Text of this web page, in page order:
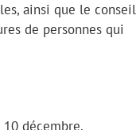
ainsi que le conseil
de personnes qui
décembre.